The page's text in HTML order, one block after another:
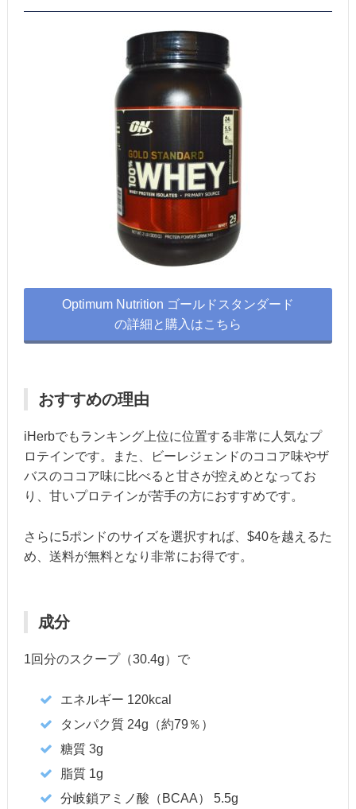
Optimum Nutrition ゴールドスタンダード
の詳細と購入はこちら
おすすめの理由
iHerbでもランキング上位に位置する非常に人気なプ
ロテインです。また、ビーレジェンドのココア味やザ
バスのココア味に比べると甘さが控えめとなってお
り、甘いプロテインが苦手の方におすすめです。
さらに5ポンドのサイズを選択すれば、$40を越えるた
め、送料が無料となり非常にお得です。
成分
1回分のスクープ（30.4g）で
エネルギー 120kcal
タンパク質 24g（約79％）
糖質 3g
脂質 1g
分岐鎖アミノ酸（BCAA） 5.5g